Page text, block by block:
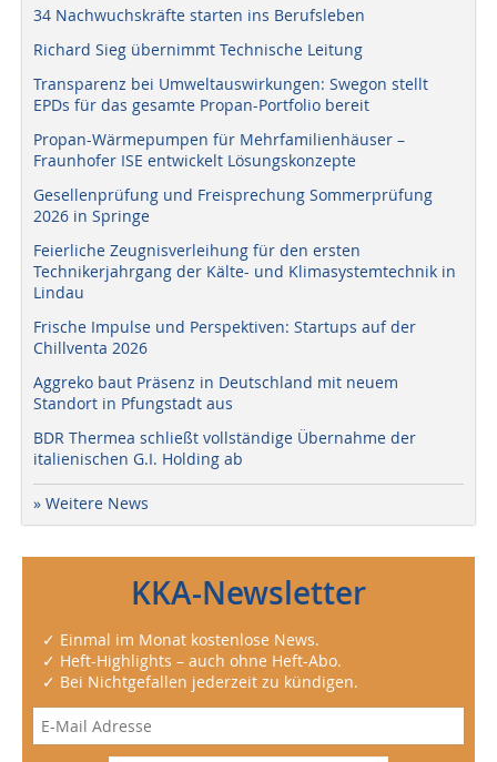
34 Nachwuchskräfte starten ins Berufsleben
Richard Sieg übernimmt Technische Leitung
Transparenz bei Umweltauswirkungen: Swegon stellt
EPDs für das gesamte Propan-Portfolio bereit
Propan-Wärmepumpen für Mehrfamilienhäuser –
Fraunhofer ISE entwickelt Lösungskonzepte
Gesellenprüfung und Freisprechung Sommerprüfung
2026 in Springe
Feierliche Zeugnisverleihung für den ersten
Technikerjahrgang der Kälte- und Klimasystemtechnik in
Lindau
Frische Impulse und Perspektiven: Startups auf der
Chillventa 2026
Aggreko baut Präsenz in Deutschland mit neuem
Standort in Pfungstadt aus
BDR Thermea schließt vollständige Übernahme der
italienischen G.I. Holding ab
» Weitere News
KKA-Newsletter
✓ Einmal im Monat kostenlose News.
✓ Heft-Highlights – auch ohne Heft-Abo.
✓ Bei Nichtgefallen jederzeit zu kündigen.